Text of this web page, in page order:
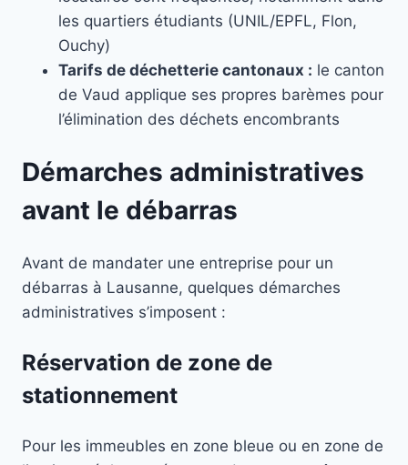
les quartiers étudiants (UNIL/EPFL, Flon,
Ouchy)
Tarifs de déchetterie cantonaux : le canton
de Vaud applique ses propres barèmes pour
l’élimination des déchets encombrants
Démarches administratives
avant le débarras
Avant de mandater une entreprise pour un
débarras à Lausanne, quelques démarches
administratives s’imposent :
Réservation de zone de
stationnement
Pour les immeubles en zone bleue ou en zone de